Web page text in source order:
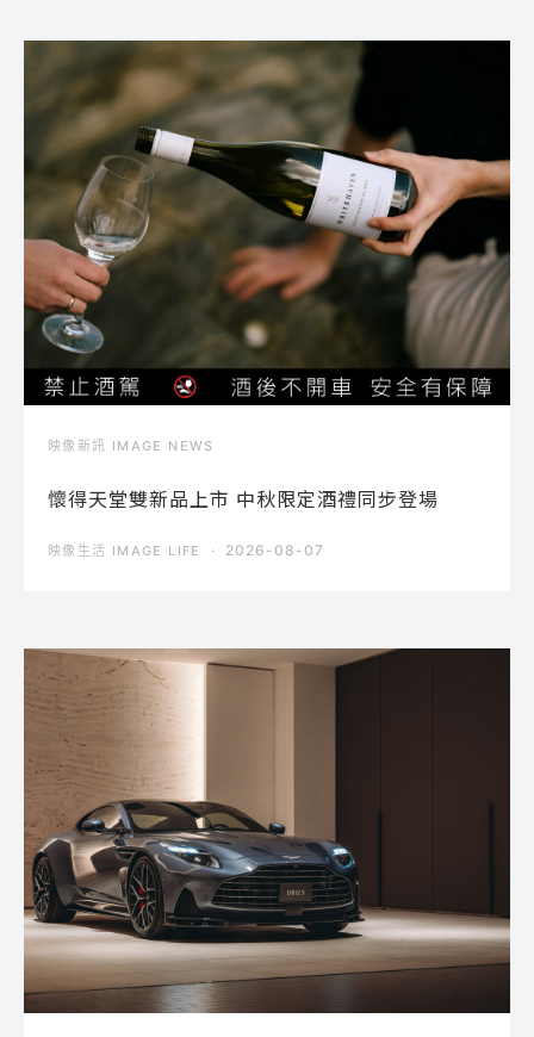
映像新訊 IMAGE NEWS
懷得天堂雙新品上市 中秋限定酒禮同步登場
映像生活 IMAGE LIFE 2026-08-07